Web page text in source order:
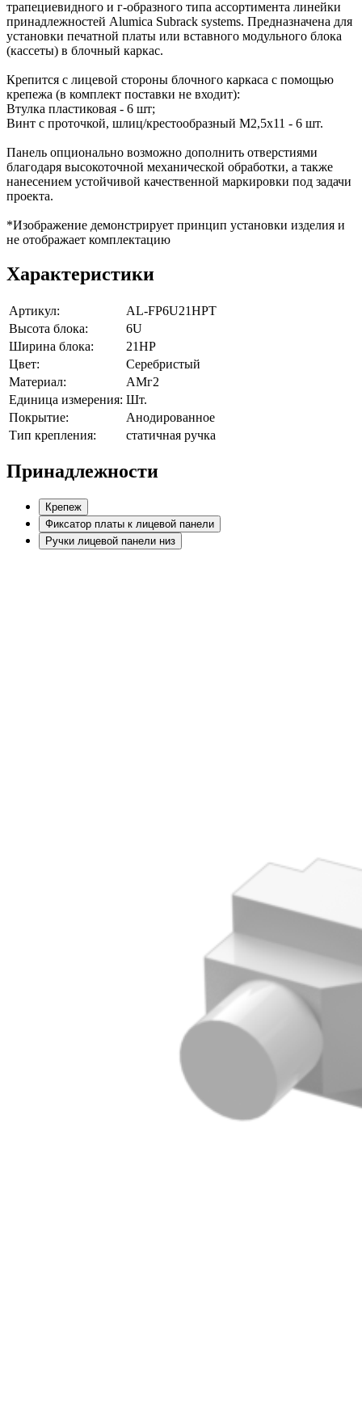
трапециевидного и г-образного типа ассортимента линейки
принадлежностей Alumica Subrack systems. Предназначена для
установки печатной платы или вставного модульного блока
(кассеты) в блочный каркас.
Крепится с лицевой стороны блочного каркаса с помощью
крепежа (в комплект поставки не входит):
Втулка пластиковая - 6 шт;
Винт с проточкой, шлиц/крестообразный М2,5х11 - 6 шт.
Панель опционально возможно дополнить отверстиями
благодаря высокоточной механической обработки, а также
нанесением устойчивой качественной маркировки под задачи
проекта.
*Изображение демонстрирует принцип установки изделия и
не отображает комплектацию
Характеристики
Артикул:
AL-FP6U21HPT
Высота блока:
6U
Ширина блока:
21HP
Цвет:
Серебристый
Материал:
АМг2
Единица измерения: Шт.
Покрытие:
Анодированное
Тип крепления:
статичная ручка
Принадлежности
Крепеж
Фиксатор платы к лицевой панели
Ручки лицевой панели низ